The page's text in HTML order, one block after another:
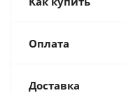
Оплата
Доставка